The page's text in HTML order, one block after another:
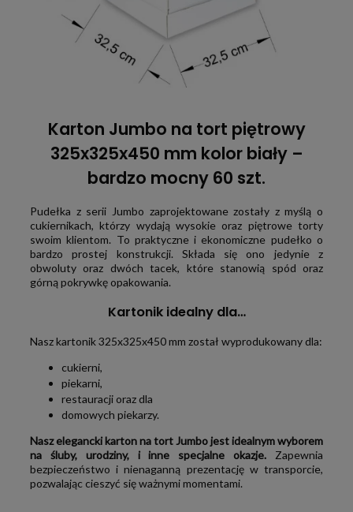
Karton Jumbo na tort piętrowy
325x325x450 mm kolor biały –
bardzo mocny 60 szt.
Pudełka z serii Jumbo zaprojektowane zostały z myślą o
cukiernikach, którzy wydają wysokie oraz piętrowe torty
swoim klientom. To praktyczne i ekonomiczne pudełko o
bardzo prostej konstrukcji. Składa się ono jedynie z
obwoluty oraz dwóch tacek, które stanowią spód oraz
górną pokrywkę opakowania.
Kartonik idealny dla…
Nasz kartonik 325x325x450 mm został wyprodukowany dla:
cukierni,
piekarni,
restauracji oraz dla
domowych piekarzy.
Nasz elegancki karton na tort Jumbo jest idealnym wyborem
na śluby, urodziny, i inne specjalne okazje. Zapewnia
bezpieczeństwo i nienaganną prezentację w transporcie,
pozwalając cieszyć się ważnymi momentami.